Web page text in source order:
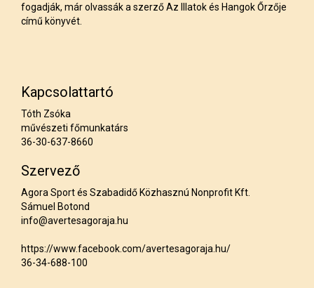
fogadják, már olvassák a szerző Az Illatok és Hangok Őrzője
című könyvét.
Kapcsolattartó
Tóth Zsóka
művészeti főmunkatárs
36-30-637-8660
Szervező
Agora Sport és Szabadidő Közhasznú Nonprofit Kft.
Sámuel Botond
info@avertesagoraja.hu
https://www.facebook.com/avertesagoraja.hu/
36-34-688-100